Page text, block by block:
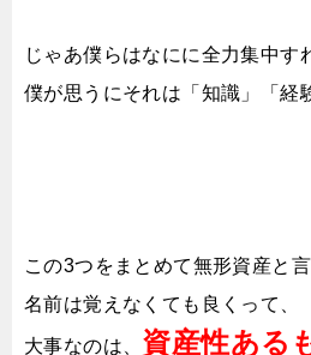
じゃあ僕らはなにに全力集中す
僕が思うにそれは「知識」「経
この3つをまとめて無形資産と言
名前は覚えなくても良くって、
大事なのは、 資産性ある